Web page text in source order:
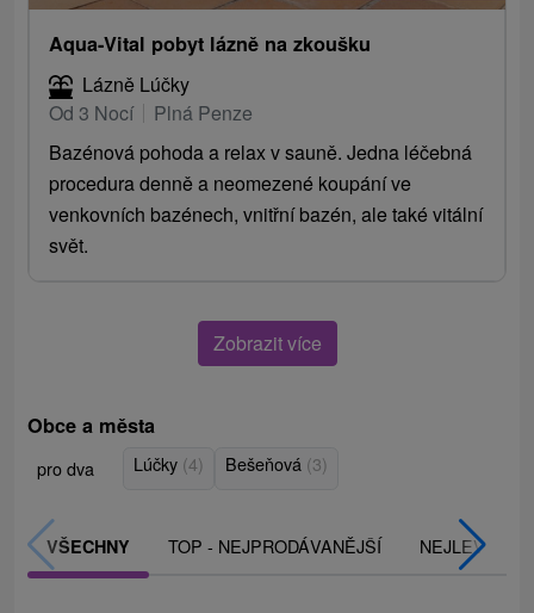
Aqua-Vital pobyt lázně na zkoušku
Lázně Lúčky
Od 3 Nocí
Plná Penze
Bazénová pohoda a relax v sauně. Jedna léčebná
procedura denně a neomezené koupání ve
venkovních bazénech, vnitřní bazén, ale také vitální
svět.
Zobrazit více
Obce a města
pro dva Lúčky (4) Bešeňová (3)
VŠECHNY TOP - NEJPRODÁVANĚJŠÍ NEJLEVNĚJŠÍ